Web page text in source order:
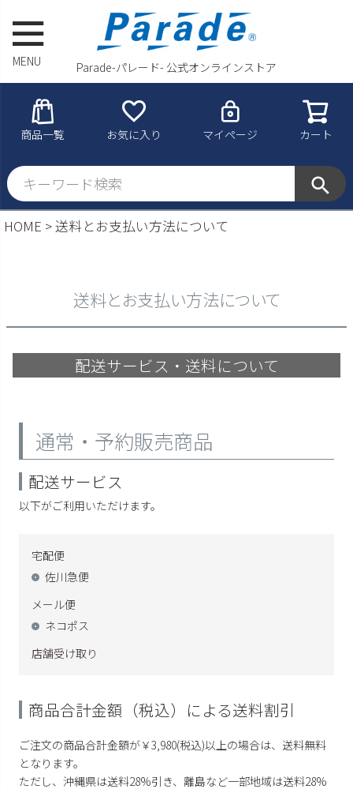
MENU Parade-パレード- 公式オンラインストア
商品一覧 お気に入り マイページ カート
HOME 送料とお支払い方法について
送料とお支払い方法について
配送サービス・送料について
通常・予約販売商品
配送サービス
以下がご利用いただけます。
宅配便
佐川急便
メール便
ネコポス
店舗受け取り
商品合計金額（税込）による送料割引
ご注文の商品合計金額が￥3,980(税込)以上の場合は、送料無料
となります。
ただし、沖縄県は送料28%引き、離島など一部地域は送料28%